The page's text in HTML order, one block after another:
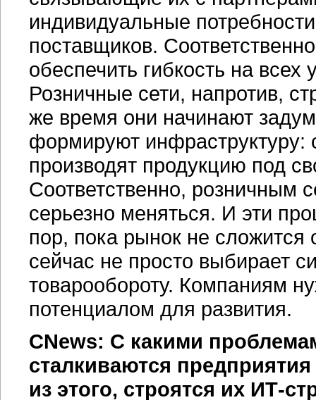
индивидуальные
поставщиков.
обеспечить гибкость на всех
Розничные сети, напротив,
же время они начинают
формируют инфраструктуру:
производят продукцию под
Соответственно, розничным
серьезно меняться. И эти
пор, пока рынок не сложится
сейчас не просто выбирает
товарообороту. Компаниям
потенциалом для развития.
CNews: С какими
сталкиваются
из этого, строятся их ИТ-